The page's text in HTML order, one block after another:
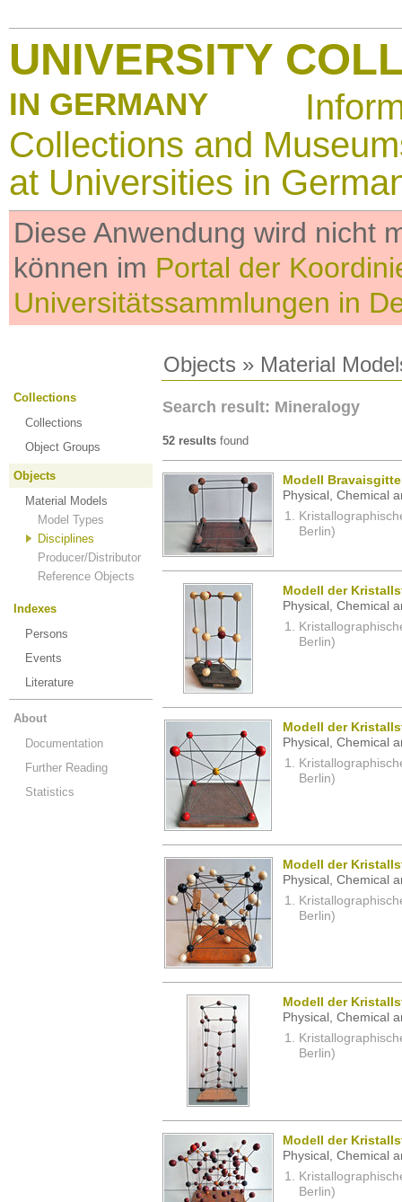
UNIVERSITY
IN GERMANY
Collections and
at Universities in
Diese Anwendung wird nicht
können im Portal der
Universitätssammlungen in
Objects » Material
Collections
Collections
Object Groups
Objects
Material Models
Model Types
Disciplines
Producer/Distributor
Reference Objects
Indexes
Persons
Events
Literature
About
Documentation
Further Reading
Statistics
Search result: Mineralogy
52 results found
Modell
Physical, Chemical
Berlin)
Modell der
Physical, Chemical
Berlin)
Modell der
Physical, Chemical
Berlin)
Modell der
Physical, Chemical
Berlin)
Modell der
Physical, Chemical
Berlin)
Modell der
Physical, Chemical
Berlin)